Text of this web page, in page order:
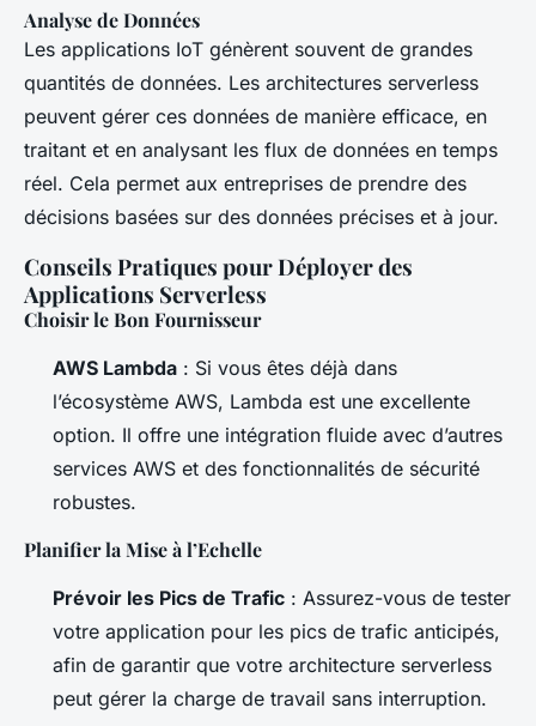
Analyse de Données
Les applications IoT génèrent souvent de grandes
quantités de données. Les architectures serverless
peuvent gérer ces données de manière efficace, en
traitant et en analysant les flux de données en temps
réel. Cela permet aux entreprises de prendre des
décisions basées sur des données précises et à jour.
Conseils Pratiques pour Déployer des
Applications Serverless
Choisir le Bon Fournisseur
AWS Lambda : Si vous êtes déjà dans
l’écosystème AWS, Lambda est une excellente
option. Il offre une intégration fluide avec d’autres
services AWS et des fonctionnalités de sécurité
robustes.
Planifier la Mise à l’Echelle
Prévoir les Pics de Trafic : Assurez-vous de tester
votre application pour les pics de trafic anticipés,
afin de garantir que votre architecture serverless
peut gérer la charge de travail sans interruption.